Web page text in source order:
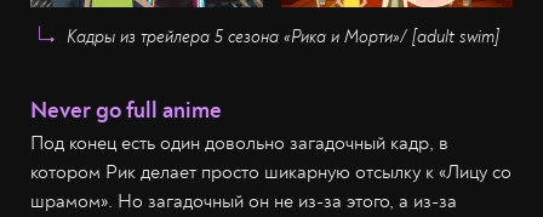
Кадры из трейлера 5 сезона «Рика и Морти»/ [adult swim]
Never go full anime
Под конец есть один довольно загадочный кадр, в
котором Рик делает просто шикарную отсылку к «Лицу со
шрамом». Но загадочный он не из-за этого, а из-за